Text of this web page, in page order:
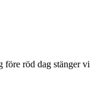
före röd dag stänger vi